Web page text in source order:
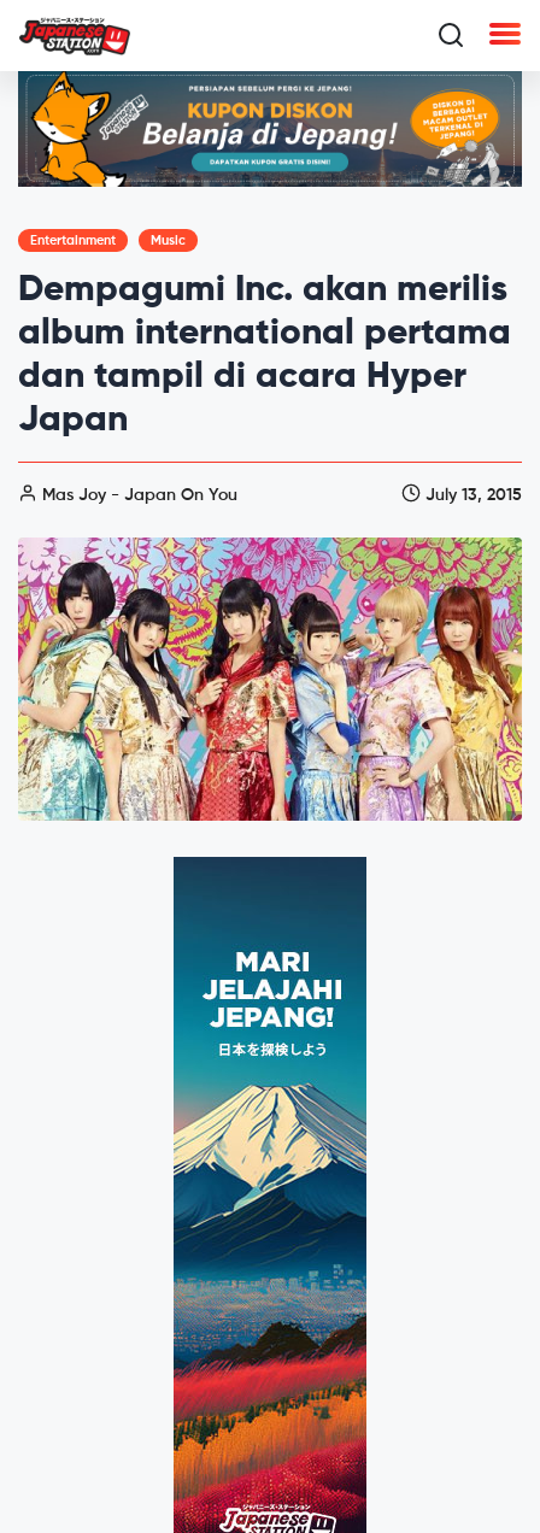
Entertainment Music
Dempagumi Inc. akan merilis
album international pertama
dan tampil di acara Hyper
Japan
Mas Joy - Japan On You July 13, 2015